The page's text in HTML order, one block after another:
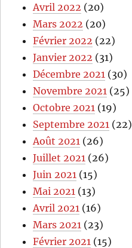
Avril 2022 (20)
Mars 2022 (20)
Février 2022 (22)
Janvier 2022 (31)
Décembre 2021 (30)
Novembre 2021 (25)
Octobre 2021 (19)
Septembre 2021 (22)
Août 2021 (26)
Juillet 2021 (26)
Juin 2021 (15)
Mai 2021 (13)
Avril 2021 (16)
Mars 2021 (23)
Février 2021 (15)